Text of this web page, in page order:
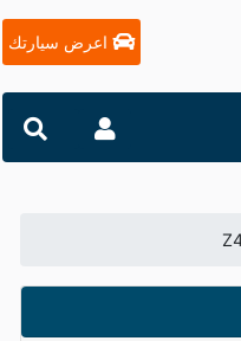
اعرض سيارتك